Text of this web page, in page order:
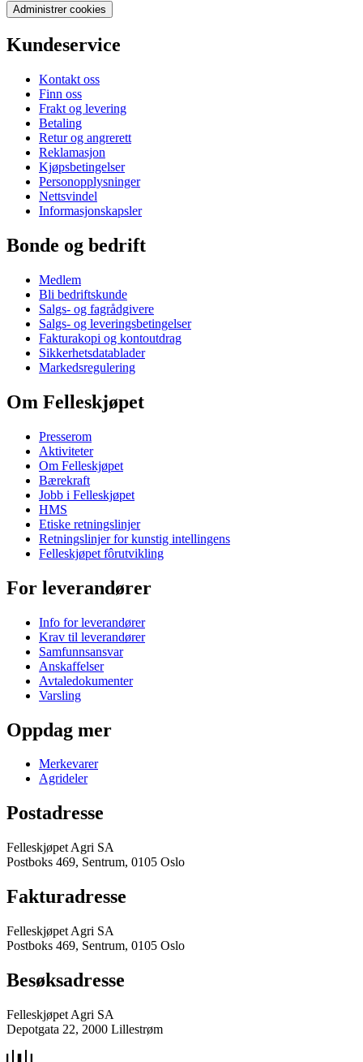
Administrer cookies
Kundeservice
Kontakt oss
Finn oss
Frakt og levering
Betaling
Retur og angrerett
Reklamasjon
Kjøpsbetingelser
Personopplysninger
Nettsvindel
Informasjonskapsler
Bonde og bedrift
Medlem
Bli bedriftskunde
Salgs- og fagrådgivere
Salgs- og leveringsbetingelser
Fakturakopi og kontoutdrag
Sikkerhetsdatablader
Markedsregulering
Om Felleskjøpet
Presserom
Aktiviteter
Om Felleskjøpet
Bærekraft
Jobb i Felleskjøpet
HMS
Etiske retningslinjer
Retningslinjer for kunstig intellingens
Felleskjøpet fôrutvikling
For leverandører
Info for leverandører
Krav til leverandører
Samfunnsansvar
Anskaffelser
Avtaledokumenter
Varsling
Oppdag mer
Merkevarer
Agrideler
Postadresse
Felleskjøpet Agri SA
Postboks 469, Sentrum, 0105 Oslo
Fakturadresse
Felleskjøpet Agri SA
Postboks 469, Sentrum, 0105 Oslo
Besøksadresse
Felleskjøpet Agri SA
Depotgata 22, 2000 Lillestrøm